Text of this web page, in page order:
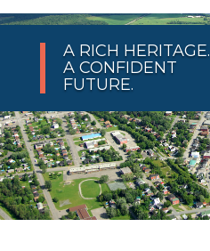
A RICH HERITAGE.
A CONFIDENT
FUTURE.